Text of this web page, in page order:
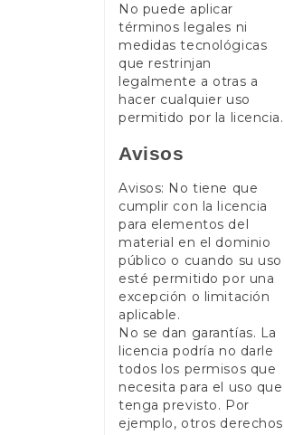
No puede aplicar
términos legales ni
medidas tecnológicas
que restrinjan
legalmente a otras a
hacer cualquier uso
permitido por la licencia.
Avisos
Avisos: No tiene que
cumplir con la licencia
para elementos del
material en el dominio
público o cuando su uso
esté permitido por una
excepción o limitación
aplicable.
No se dan garantías. La
licencia podría no darle
todos los permisos que
necesita para el uso que
tenga previsto. Por
ejemplo, otros derechos